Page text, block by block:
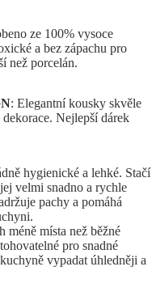
ze 100% vysoce
a bez zápachu pro
než porcelán.
: Elegantní kousky skvěle
Nejlepší dárek
hygienické a lehké. Stačí
velmi snadno a rychle
pachy a pomáhá
méně místa než běžné
pro snadné
vypadat úhledněji a